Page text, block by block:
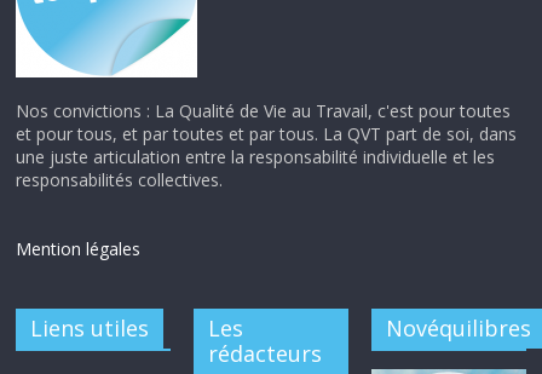
Nos convictions : La Qualité de Vie au Travail, c'est pour toutes
et pour tous, et par toutes et par tous. La QVT part de soi, dans
une juste articulation entre la responsabilité individuelle et les
responsabilités collectives.
Mention légales
Liens utiles
Les
rédacteurs
Novéquilibres